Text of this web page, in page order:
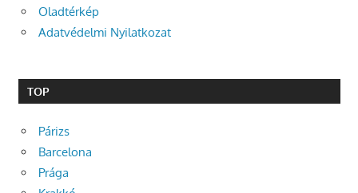
Oladtérkép
Adatvédelmi Nyilatkozat
TOP
Párizs
Barcelona
Prága